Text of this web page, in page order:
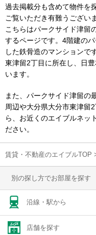
過去掲載分も含めて物件を
ご覧いただき有難うござい
こちらはパークサイド津留
するページです。4階建の
した鉄骨造のマンションで
東津留2丁目に所在し、日
います。
また、パークサイド津留の
周辺や大分県大分市東津留
ら、お近くのエイブルネッ
ださい。
賃貸・不動産のエイブルTOP
別の探し方でお部屋を探す
沿線・駅から
店舗を探す